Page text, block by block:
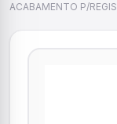
ACABAMENTO P/